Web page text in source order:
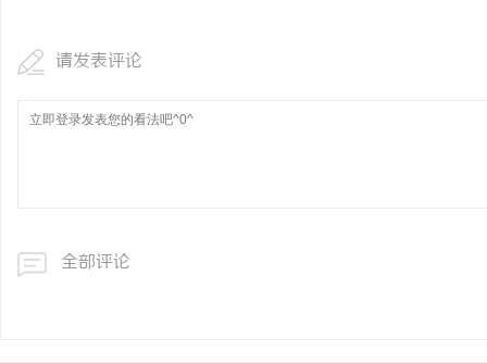
请发表评论
全部评论